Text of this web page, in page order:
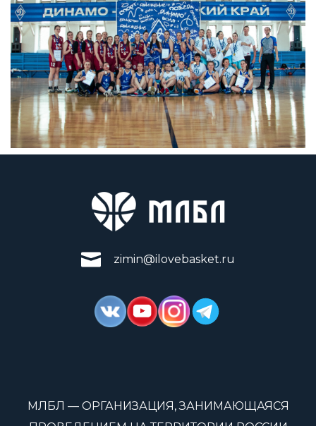
zimin@ilovebasket.ru
МЛБЛ — ОРГАНИЗАЦИЯ, ЗАНИМАЮЩАЯСЯ